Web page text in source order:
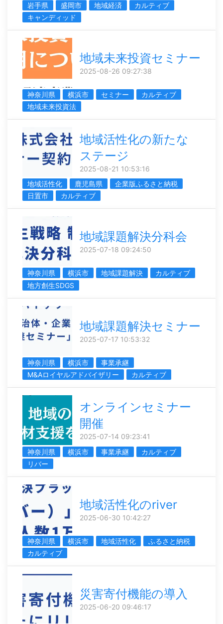
岩手県 盛岡市 地域経済
カルティブ
キャンディッド
地域未来投資セミナー
2025-08-26 09:27:38
神奈川県 横浜市 セミナー
カルティブ
地域未来投資法
地域活性化の新たな
ステージ
2025-08-21 10:53:16
地域活性化
鹿児島県
企業版ふるさと納税
日置市
カルティブ
地域課題解決分科会
2025-07-18 09:24:50
神奈川県 横浜市 地域課題解決
カルティブ
地方創生SDGS
地域課題解決セミナー
2025-07-17 10:53:32
神奈川県 横浜市
事業承継
M&Aロイヤルアドバイザリー
カルティブ
オンラインセミナー
開催
2025-07-14 09:23:41
神奈川県
横浜市 事業承継
カルティブ
リバー
地域活性化のriver
2025-06-30 10:42:27
神奈川県 横浜市 地域活性化
ふるさと納税
カルティブ
災害寄付機能の導入
2025-06-20 09:46:17